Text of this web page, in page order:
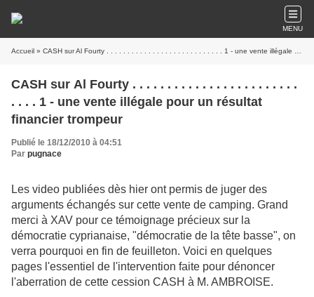
MENU
Accueil » CASH sur Al Fourty . . . . . . . . . . . . . . . . . . . . . . . . . . . . 1 - une vente illégale pour un résultat financier trompeur
CASH sur Al Fourty . . . . . . . . . . . . . . . . . . . . . . . .
. . . . 1 - une vente illégale pour un résultat
financier trompeur
Publié le 18/12/2010 à 04:51
Par pugnace
Les video publiées dès hier ont permis de juger des
arguments échangés sur cette vente de camping. Grand
merci à XAV pour ce témoignage précieux sur la
démocratie cyprianaise, "démocratie de la tête basse", on
verra pourquoi en fin de feuilleton. Voici en quelques
pages l'essentiel de l'intervention faite pour dénoncer
l'aberration de cette cession CASH à M. AMBROISE.